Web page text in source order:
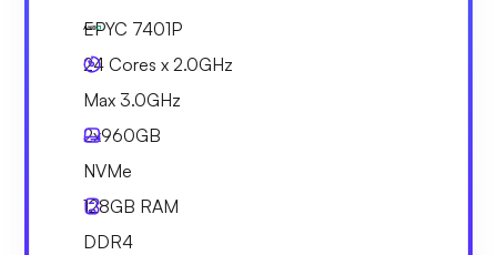
EPYC 7401P
24 Cores x 2.0GHz
Max 3.0GHz
2x960GB
NVMe
128GB RAM
DDR4